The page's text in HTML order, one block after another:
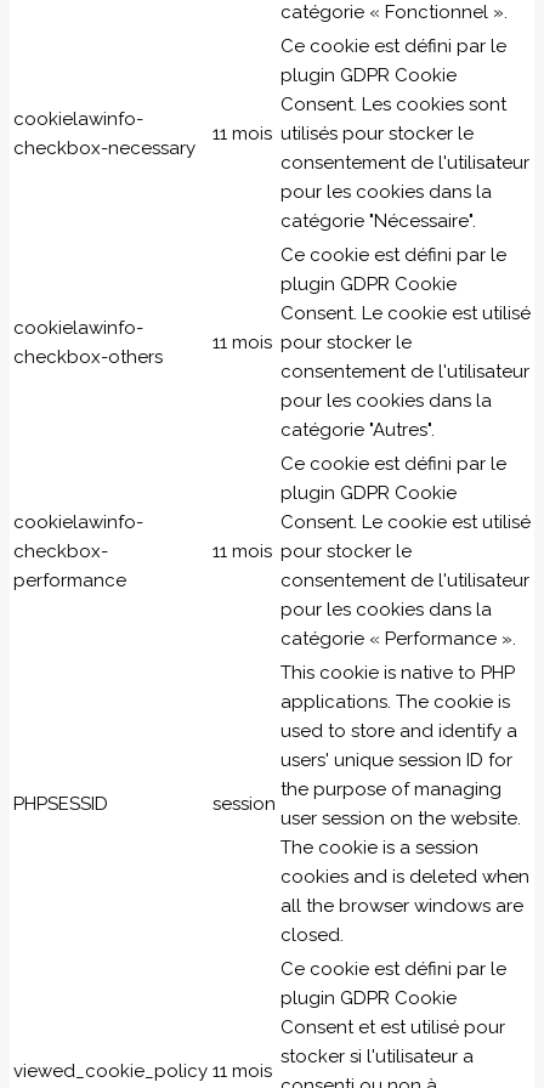
catégorie « Fonctionnel ».
cookielawinfo-
checkbox-necessary
11 mois
Ce cookie est défini par le
plugin GDPR Cookie
Consent. Les cookies sont
utilisés pour stocker le
consentement de l'utilisateur
pour les cookies dans la
catégorie "Nécessaire".
cookielawinfo-
checkbox-others
11 mois
Ce cookie est défini par le
plugin GDPR Cookie
Consent. Le cookie est utilisé
pour stocker le
consentement de l'utilisateur
pour les cookies dans la
catégorie "Autres".
cookielawinfo-
checkbox-
performance
11 mois
Ce cookie est défini par le
plugin GDPR Cookie
Consent. Le cookie est utilisé
pour stocker le
consentement de l'utilisateur
pour les cookies dans la
catégorie « Performance ».
PHPSESSID session
This cookie is native to PHP
applications. The cookie is
used to store and identify a
users' unique session ID for
the purpose of managing
user session on the website.
The cookie is a session
cookies and is deleted when
all the browser windows are
closed.
viewed_cookie_policy 11 mois
Ce cookie est défini par le
plugin GDPR Cookie
Consent et est utilisé pour
stocker si l'utilisateur a